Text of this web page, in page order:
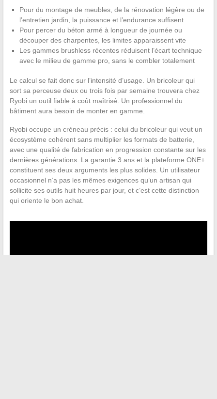
Pour du montage de meubles, de la rénovation légère ou de
l’entretien jardin, la puissance et l’endurance suffisent
Pour percer du béton armé à longueur de journée ou
découper des charpentes, les limites apparaissent vite
Les gammes brushless récentes réduisent l’écart technique
avec le milieu de gamme pro, sans le combler totalement
Le calcul se fait donc sur l’intensité d’usage. Un bricoleur qui
sort sa perceuse deux ou trois fois par semaine trouvera chez
Ryobi un outil fiable à coût maîtrisé. Un professionnel du
bâtiment aura besoin de monter en gamme.
Ryobi occupe un créneau précis : celui du bricoleur qui veut un
écosystème cohérent sans multiplier les formats de batterie,
avec une qualité de fabrication en progression constante sur les
dernières générations. La garantie 3 ans et la plateforme ONE+
constituent ses deux arguments les plus solides. Un utilisateur
occasionnel n’a pas les mêmes exigences qu’un artisan qui
sollicite ses outils huit heures par jour, et c’est cette distinction
qui oriente le bon achat.